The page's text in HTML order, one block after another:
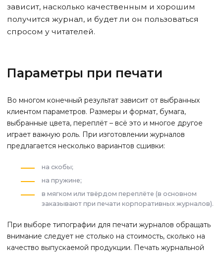
зависит, насколько качественным и хорошим
получится журнал, и будет ли он пользоваться
спросом у читателей.
Параметры при печати
Во многом конечный результат зависит от выбранных
клиентом параметров. Размеры и формат, бумага,
выбранные цвета, переплёт – всё это и многое другое
играет важную роль. При изготовлении журналов
предлагается несколько вариантов сшивки:
на скобы;
на пружине;
в мягком или твёрдом переплёте (в основном
заказывают при печати корпоративных журналов).
При выборе типографии для печати журналов обращать
внимание следует не столько на стоимость, сколько на
качество выпускаемой продукции. Печать журнальной